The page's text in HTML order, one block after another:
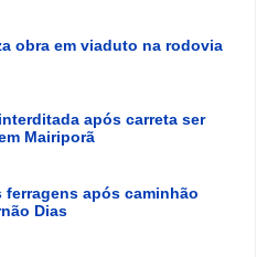
obra em viaduto na rodovia
após carreta ser
Mairiporã
após caminhão
Dias